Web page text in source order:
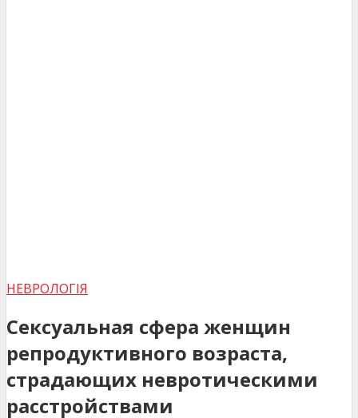
НЕВРОЛОГІЯ
Сексуальная сфера женщин
репродуктивного возраста,
страдающих невротическими
расстройствами